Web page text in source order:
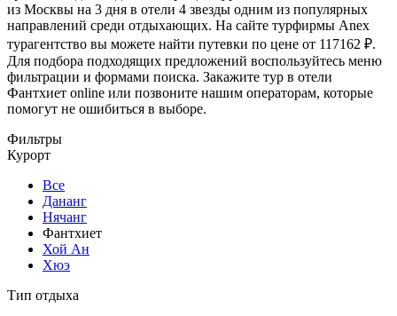
из Москвы на 3 дня в отели 4 звезды одним из популярных
направлений среди отдыхающих. На сайте турфирмы Anex
турагентство вы можете найти путевки по цене от 117162 ₽.
Для подбора подходящих предложений воспользуйтесь меню
фильтрации и формами поиска. Закажите тур в отели
Фантхиет online или позвоните нашим операторам, которые
помогут не ошибиться в выборе.
Фильтры
Курорт
Все
Дананг
Нячанг
Фантхиет
Хой Ан
Хюэ
Тип отдыха